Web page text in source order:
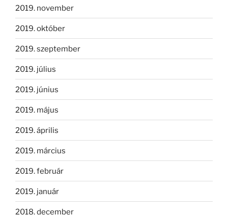
2019. november
2019. október
2019. szeptember
2019. július
2019. június
2019. május
2019. április
2019. március
2019. február
2019. január
2018. december